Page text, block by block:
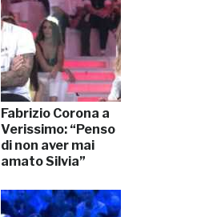
Fabrizio Corona a
Verissimo: “Penso
di non aver mai
amato Silvia”